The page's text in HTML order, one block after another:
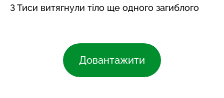
З Тиси витягнули тіло ще одного загиблого
Довантажити